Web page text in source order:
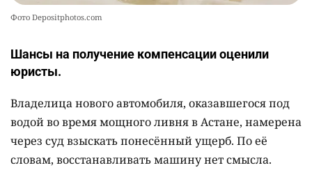
Фото Depositphotos.com
Шансы на получение компенсации оценили
юристы.
Владелица нового автомобиля, оказавшегося под
водой во время мощного ливня в Астане, намерена
через суд взыскать понесённый ущерб. По её
словам, восстанавливать машину нет смысла.